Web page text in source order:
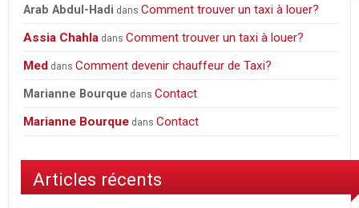
auto
Arab Abdul-Hadi dansComment trouver un taxi à louer?
Assia Chahla dansComment trouver un taxi à louer?
Med dansComment devenir chauffeur de Taxi?
Marianne Bourque dansContact
Marianne Bourque dansContact
Articles récents